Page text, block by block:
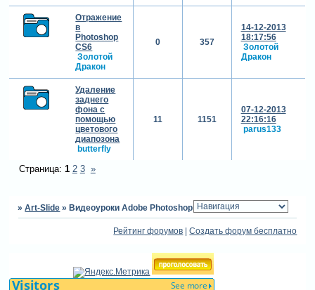
Отражение
в
Photoshop
CS6
Золотой
Дракон
0 357
14-12-2013
18:17:56
Золотой
Дракон
Удаление
заднего
фона с
помощью
цветового
диапозона
butterfly
11 1151
07-12-2013
22:16:16
parus133
Страница: 1 2 3 »
»Art-Slide »Видеоуроки Adobe Photoshop
Рейтинг форумов |Создать форум бесплатно